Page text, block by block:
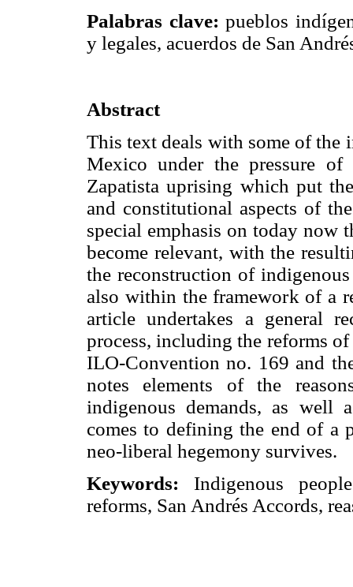
Palabras clave: pueblos
y legales, acuerdos de San
Abstract
This text deals with some of the
Mexico under the pressure of
Zapatista uprising which put
and constitutional aspects of
special emphasis on today now
become relevant, with the
the reconstruction of
also within the framework of a
article undertakes a general
process, including the reforms
ILO-Convention no. 169 and
notes elements of the
indigenous demands, as well
comes to defining the end of a
neo-liberal hegemony survives.
Keywords: Indigenous
reforms, San Andrés Accords,